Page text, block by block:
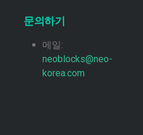
문의하기
메일:
neoblocks@neo-
korea.com